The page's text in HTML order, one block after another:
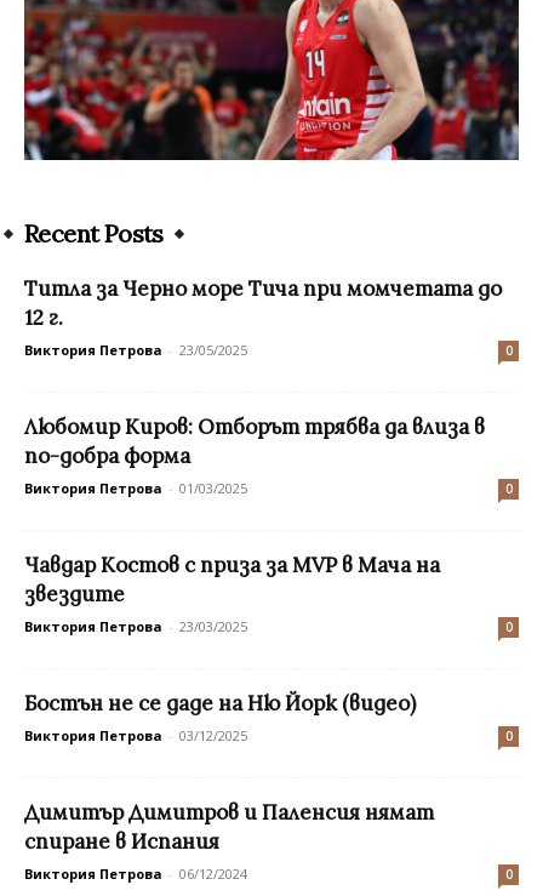
Recent Posts
Титла за Черно море Тича при момчетата до
12 г.
Виктория Петрова - 23/05/2025 0
Любомир Киров: Oтборът трябва да влиза в
по-добра форма
Виктория Петрова - 01/03/2025 0
Чавдар Костов с приза за MVP в Мача на
звездите
Виктория Петрова - 23/03/2025 0
Бостън не се даде на Ню Йорк (видео)
Виктория Петрова - 03/12/2025 0
Димитър Димитров и Паленсия нямат
спиране в Испания
Виктория Петрова - 06/12/2024 0